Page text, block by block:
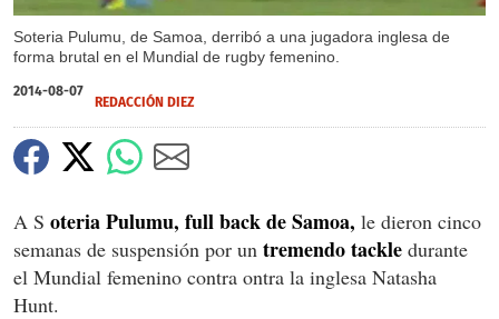
Soteria Pulumu, de Samoa, derribó a una jugadora inglesa de
forma brutal en el Mundial de rugby femenino.
2014-08-07
REDACCIÓN DIEZ
A S oteria Pulumu, full back de Samoa, le dieron cinco
semanas de suspensión por un tremendo tackle durante
el Mundial femenino contra ontra la inglesa Natasha
Hunt.